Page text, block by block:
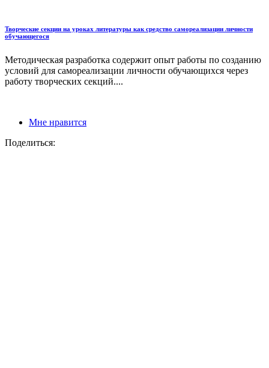
Творческие секции на уроках литературы как средство самореализации личности
обучающегося
Методическая разработка содержит опыт работы по созданию
условий для самореализации личности обучающихся через
работу творческих секций....
Мне нравится
Поделиться: